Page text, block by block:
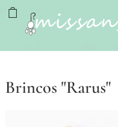
Brincos "Rarus"